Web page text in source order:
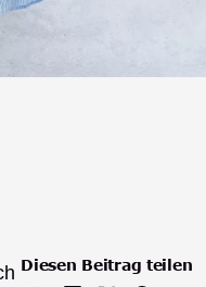
Diesen Beitrag teilen